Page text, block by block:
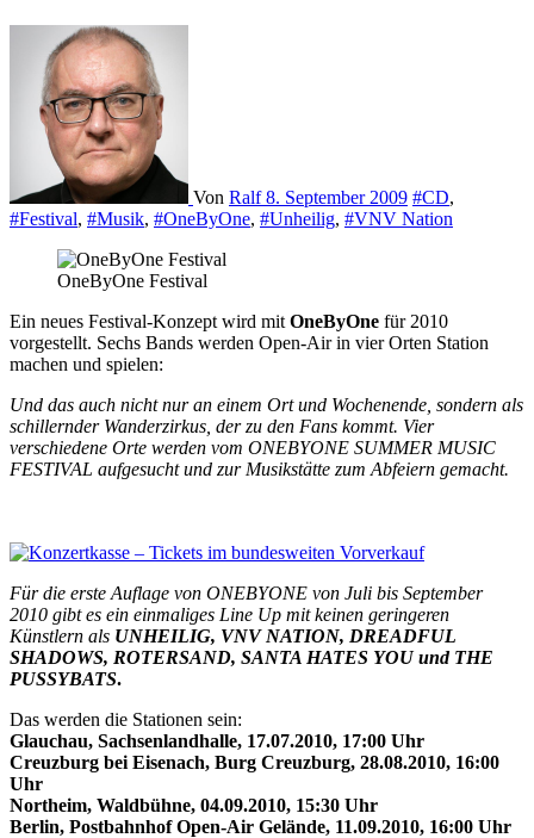
Von Ralf8. September 2009 #CD,
#Festival, #Musik, #OneByOne, #Unheilig, #VNV Nation
OneByOne Festival
Ein neues Festival-Konzept wird mit OneByOne für 2010
vorgestellt. Sechs Bands werden Open-Air in vier Orten Station
machen und spielen:
Und das auch nicht nur an einem Ort und Wochenende, sondern als
schillernder Wanderzirkus, der zu den Fans kommt. Vier
verschiedene Orte werden vom ONEBYONE SUMMER MUSIC
FESTIVAL aufgesucht und zur Musikstätte zum Abfeiern gemacht.
Für die erste Auflage von ONEBYONE von Juli bis September
2010 gibt es ein einmaliges Line Up mit keinen geringeren
Künstlern als UNHEILIG, VNV NATION, DREADFUL
SHADOWS, ROTERSAND, SANTA HATES YOU und THE
PUSSYBATS.
Das werden die Stationen sein:
Glauchau, Sachsenlandhalle, 17.07.2010, 17:00 Uhr
Creuzburg bei Eisenach, Burg Creuzburg, 28.08.2010, 16:00
Uhr
Northeim, Waldbühne, 04.09.2010, 15:30 Uhr
Berlin, Postbahnhof Open-Air Gelände, 11.09.2010, 16:00 Uhr